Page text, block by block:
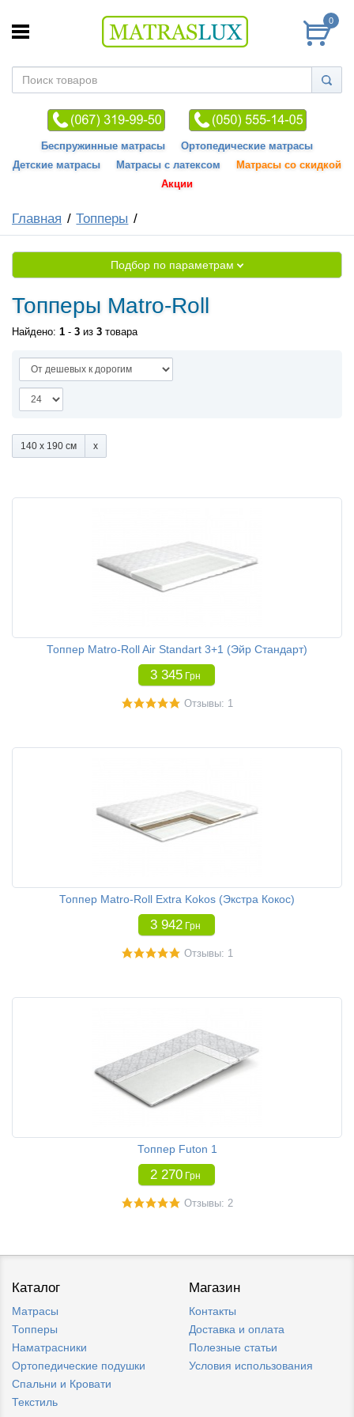
0
Беспружинные матрасы
Ортопедические матрасы
Детские матрасы
Матрасы с латексом
Матрасы со скидкой
Акции
Главная Топперы
Подбор по параметрам
Топперы Matro-Roll
Найдено: 1 - 3 из 3 товара
140 x 190 см
Топпер Matro-Roll Air Standart 3+1 (Эйр Стандарт)
3 345 Грн
Отзывы: 1
Топпер Matro-Roll Extra Kokos (Экстра Кокос)
3 942 Грн
Отзывы: 1
Топпер Futon 1
2 270 Грн
Отзывы: 2
Каталог
Матрасы
Топперы
Наматрасники
Ортопедические подушки
Спальни и Кровати
Текстиль
Магазин
Контакты
Доставка и оплата
Полезные статьи
Условия использования